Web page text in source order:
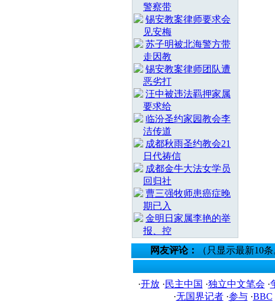
警察带
锡安教案律师要求会
见安梅
苏子明被北海警方带
走因教
锡安教案律师团队遭
恶劣打
汪中被违法羁押家属
要求给
临汾圣约家园教会李
洁传道
成都秋雨圣约教会21
日代祷信
成都金牛大法女学员
回归社
曹三强牧师患癌症晚
期已入
金明日家属李艳的举
报、控
网友评论：
（只显示最新10
·开放·民主中国 ·独立中文笔会 ·
·无国界记者·参与·BBC